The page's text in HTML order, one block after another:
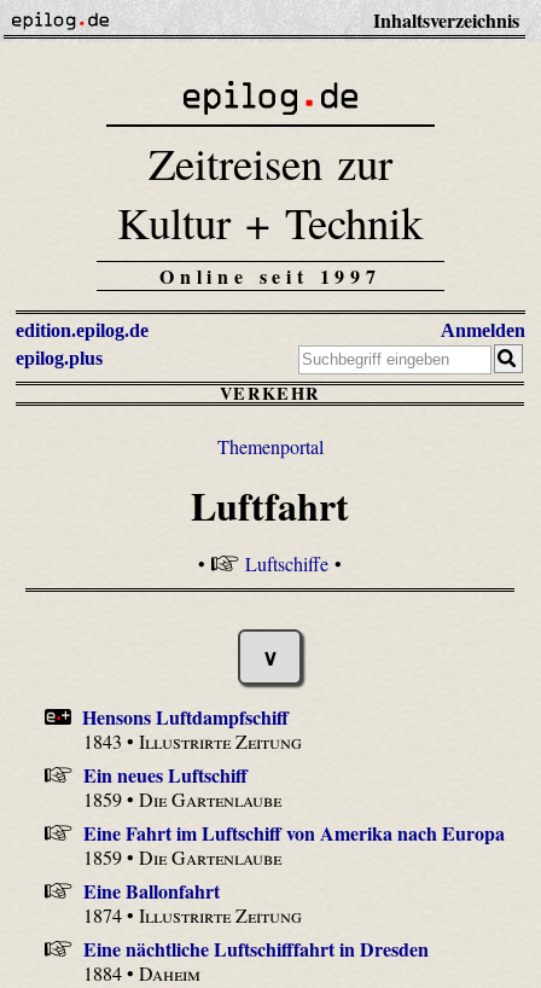
Inhaltsverzeichnis
Zeitreisen zur
Kultur + Technik
Online seit 1997
edition.epilog.de
epilog.plus
Anmelden
VERKEHR
Themenportal
Luftfahrt
• Luftschiffe•
∨
Hensons Luftdampfschiff
1843 •Illustrirte Zeitung
Ein neues Luftschiff
1859 •Die Gartenlaube
Eine Fahrt im Luftschiff von Amerika nach Europa
1859 •Die Gartenlaube
Eine Ballonfahrt
1874 •Illustrirte Zeitung
Eine nächtliche Luftschifffahrt in Dresden
1884 •Daheim